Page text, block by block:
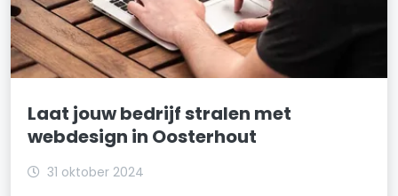
Laat jouw bedrijf stralen met
webdesign in Oosterhout
31 oktober 2024